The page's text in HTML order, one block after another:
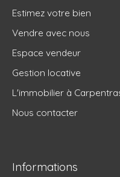
Estimez votre bien
Vendre avec nous
Espace vendeur
Gestion locative
L'immobilier à
Nous contacter
Informations